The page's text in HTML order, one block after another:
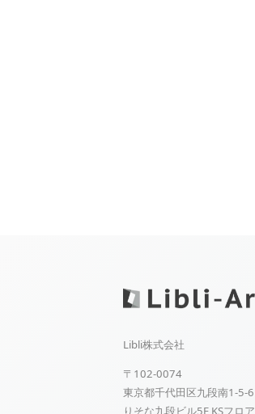
Libli株式会社
〒102-0074
東京都千代田区九段南1-5-6
りそな九段ビル5F KSフロア